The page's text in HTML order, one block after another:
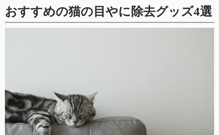
おすすめの猫の目やに除去グッズ4選